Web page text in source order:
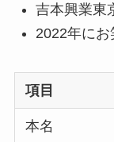
吉本興業東
2022年に
項目
本名